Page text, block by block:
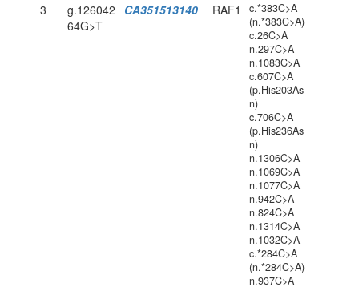
3
g.126042
64G>T
CA351513140 RAF1
c.*383C>A
(n.*383C>A)
c.26C>A
n.297C>A
n.1083C>A
c.607C>A
(p.His203As
n)
c.706C>A
(p.His236As
n)
n.1306C>A
n.1069C>A
n.1077C>A
n.942C>A
n.824C>A
n.1314C>A
n.1032C>A
c.*284C>A
(n.*284C>A)
n.937C>A